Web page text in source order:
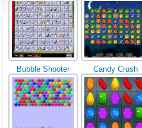
Bubble Shooter Candy Crush